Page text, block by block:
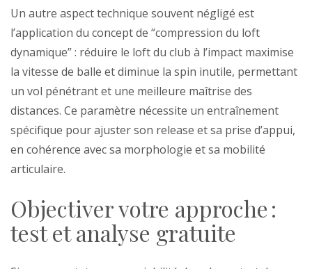
Un autre aspect technique souvent négligé est
l’application du concept de “compression du loft
dynamique” : réduire le loft du club à l’impact maximise
la vitesse de balle et diminue la spin inutile, permettant
un vol pénétrant et une meilleure maîtrise des
distances. Ce paramètre nécessite un entraînement
spécifique pour ajuster son release et sa prise d’appui,
en cohérence avec sa morphologie et sa mobilité
articulaire.
Objectiver votre approche :
test et analyse gratuite